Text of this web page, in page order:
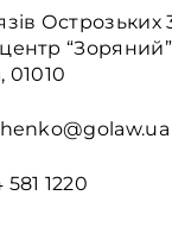
Острозьких
01010
1220